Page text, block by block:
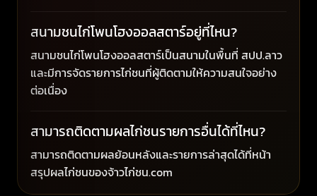
สนามชนไก่โพนโฮงออลสตาร์อยู่ที่ไหน?
สนามชนไก่โพนโฮงออลสตาร์เป็นสนามในพื้นที่ สปป.ลาว
และมีการจัดรายการไก่ชนที่ผู้ติดตามให้ความสนใจอย่าง
ต่อเนื่อง
สามารถติดตามผลไก่ชนรายการอื่นได้ที่ไหน?
สามารถติดตามผลย้อนหลังและรายการล่าสุดได้ที่หน้า
สรุปผลไก่ชนของจ้าวไก่ชน.com